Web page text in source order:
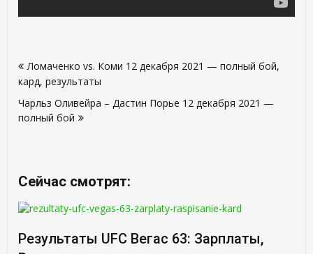
по
записям
Ломаченко vs. Коми 12 декабря 2021 — полный бой,
кард, результаты
Чарльз Оливейра – Дастин Порье 12 декабря 2021 —
полный бой
Сейчас смотрят:
Результаты UFC Вегас 63: Зарплаты,